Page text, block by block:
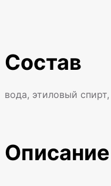
Состав
вода, этиловый
Описание